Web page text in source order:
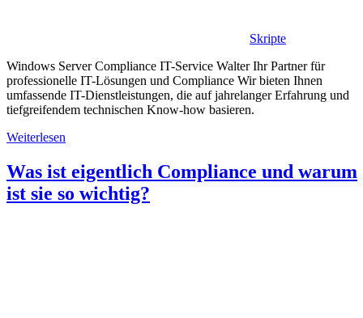
Skripte
Windows Server Compliance IT-Service Walter Ihr Partner für
professionelle IT-Lösungen und Compliance Wir bieten Ihnen
umfassende IT-Dienstleistungen, die auf jahrelanger Erfahrung und
tiefgreifendem technischen Know-how basieren.
Weiterlesen
Was ist eigentlich Compliance und warum
ist sie so wichtig?